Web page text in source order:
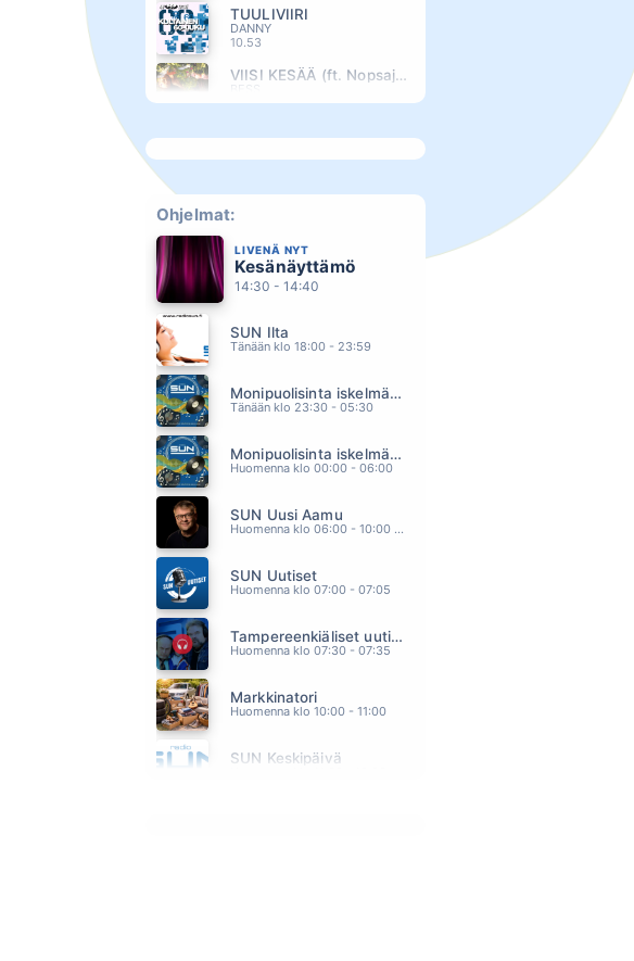
TUULIVIIRI
DANNY
10.53
VIISI KESÄÄ (ft. Nopsajalka)
10.49
RAJATON SYDAN
10.45
TIIKERIN RAIDAT
JONNE AARON
10.41
DIANA
PAUL ANKA
10.37
ANNE MATTILA
10.33
JENNI VARTIAINEN
10.29
10.25
VIRVE ROSTI
10.18
ROBBIE WILLIAMS
10.12
ELIAS KASKINEN
10.09
EPPU NORMAALI
10.04
KATRI YLANDER
Ohjelmat:
LIVENÄ NYT
Kesänäyttämö
14:30 - 14:40
SUN Ilta
Tänään klo 18:00 - 23:59
Monipuolisinta iskelmää ja parasta poppia
Tänään klo 23:30 - 05:30
Monipuolisinta iskelmää ja parasta poppia
Huomenna klo 00:00 - 06:00
SUN Uusi Aamu
Huomenna klo 06:00 - 10:00 - Studiossa: Kimmo Hoivassilta
SUN Uutiset
Huomenna klo 07:00 - 07:05
Tampereenkiäliset uutiset
Huomenna klo 07:30 - 07:35
Markkinatori
Huomenna klo 10:00 - 11:00
SUN Keskipäivä